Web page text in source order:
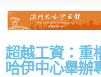
超越工資：重
哈伊中心舉辦